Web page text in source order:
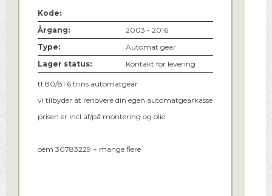
Kode:
Årgang:
2003 - 2016
Type:
Automat gear
Lager status:
Kontakt for levering
tf 80/81 6 trins automatgear
vi tilbyder at renovere din egen automatgearkasse
prisen er incl af/på montering og olie
oem 30783229 + mange flere